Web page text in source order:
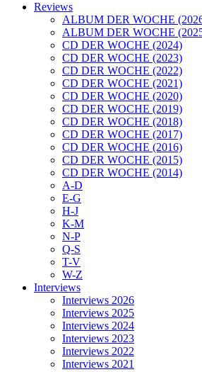
Reviews
ALBUM DER WOCHE
ALBUM DER WOCHE
CD DER WOCHE (2024)
CD DER WOCHE (2023)
CD DER WOCHE (2022)
CD DER WOCHE (2021)
CD DER WOCHE (2020)
CD DER WOCHE (2019)
CD DER WOCHE (2018)
CD DER WOCHE (2017)
CD DER WOCHE (2016)
CD DER WOCHE (2015)
CD DER WOCHE (2014)
A-D
E-G
H-J
K-M
N-P
Q-S
T-V
W-Z
Interviews
Interviews 2026
Interviews 2025
Interviews 2024
Interviews 2023
Interviews 2022
Interviews 2021